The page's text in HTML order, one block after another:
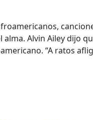
Alvin Ailey dijo
“A ratos